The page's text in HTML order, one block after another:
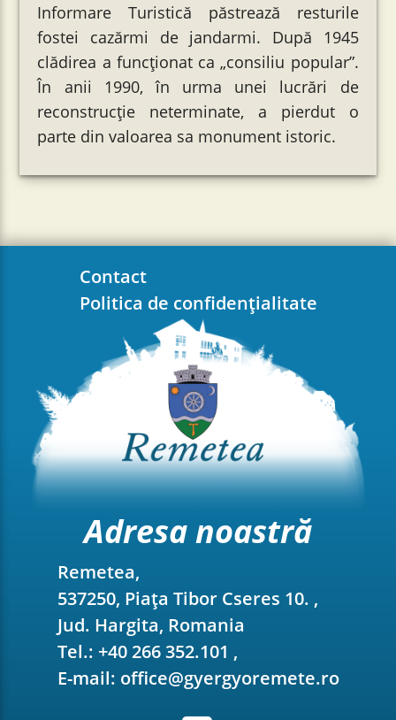
Informare Turistică păstrează resturile
fostei cazărmi de jandarmi. După 1945
clădirea a funcționat ca „consiliu popular”.
În anii 1990, în urma unei lucrări de
reconstrucție neterminate, a pierdut o
parte din valoarea sa monument istoric.
Contact
Politica de confidențialitate
Adresa noastră
Remetea,
537250, Piața Tibor Cseres 10. ,
Jud. Hargita, Romania
Tel.: +40 266 352.101 ,
E-mail: office@gyergyoremete.ro